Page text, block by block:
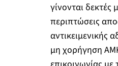
γίνονται δεκτές
περιπτώσεις
αντικειμενικής
μη χορήγηση